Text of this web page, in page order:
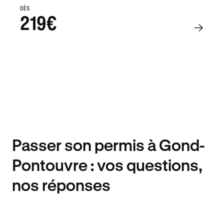
DÈS
219€
Passer son permis à Gond-
Pontouvre : vos questions,
nos réponses